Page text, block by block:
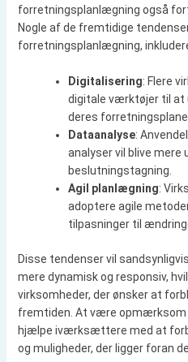
forretningsplanlægning også
Nogle af de fremtidige
forretningsplanlægning,
Digitalisering: Flere
digitale værktøjer til at
deres
Dataanalyse:
analyser vil blive
beslutningstagning.
Agil planlægning:
adoptere agile
tilpasninger til
Disse tendenser vil
mere dynamisk og responsiv,
virksomheder, der ønsker at
fremtiden. At være opmærksom
hjælpe iværksættere med at
og muligheder, der ligger foran